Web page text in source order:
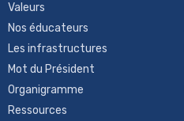
Valeurs
Nos éducateurs
Les infrastructures
Mot du Président
Organigramme
Ressources